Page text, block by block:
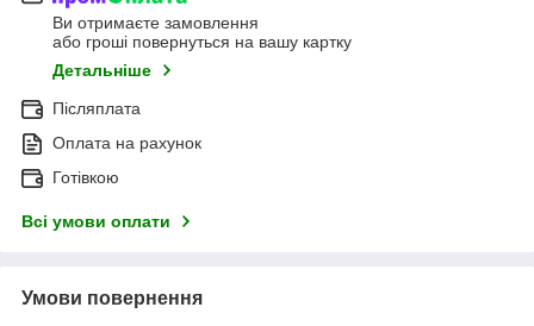
Ви отримаєте замовлення
або гроші повернуться на вашу картку
Детальніше
Післяплата
Оплата на рахунок
Готівкою
Всі умови оплати
Умови повернення